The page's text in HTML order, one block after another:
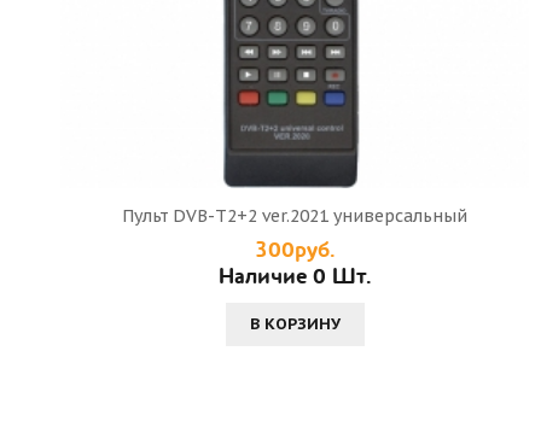
Пульт DVB-T2+2 ver.2021 универсальный
300руб.
Наличие 0 Шт.
В КОРЗИНУ